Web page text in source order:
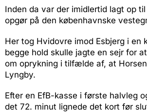
Inden da var der imidlertid lagt op
opgør på den københavnske
Her tog Hvidovre imod Esbjerg i en
begge hold skulle jagte en sejr for
om oprykning i tilfælde af, at
Lyngby.
Efter en EfB-kasse i første halvleg
det 72. minut lignede det kort før